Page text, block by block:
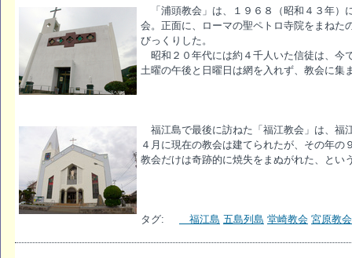
「浦頭教会」は、１９６８（昭和４３年）
会。正面に、ローマの聖ペトロ寺院をまねた
びっくりした。
昭和２０年代には約４千人いた信徒は、今
土曜の午後と日曜日は網を入れず、教会に集
福江島で最後に訪ねた「福江教会」は、福
４月に現在の教会は建てられたが、その年
教会だけは奇跡的に焼失をまぬがれた、とい
タグ: 福江島 五島列島 堂崎教会 宮原教会